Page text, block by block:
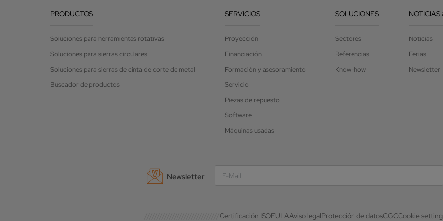
PRODUCTOS
Soluciones para herramientas rotativas
Soluciones para sierras circulares
Soluciones para sierras de cinta de corte de metal
Buscador de productos
SERVICIOS
Proyección
Financiación
Formación y asesoramiento
Servicio
Piezas de repuesto
Software
Máquinas usadas
SOLUCIONES
Sectores
Referencias
Know-how
NOTICIAS
Noticias
Ferias
Newsletter
Newsletter
Certificación ISOEULAAviso legalProtección de datosCGCCookie